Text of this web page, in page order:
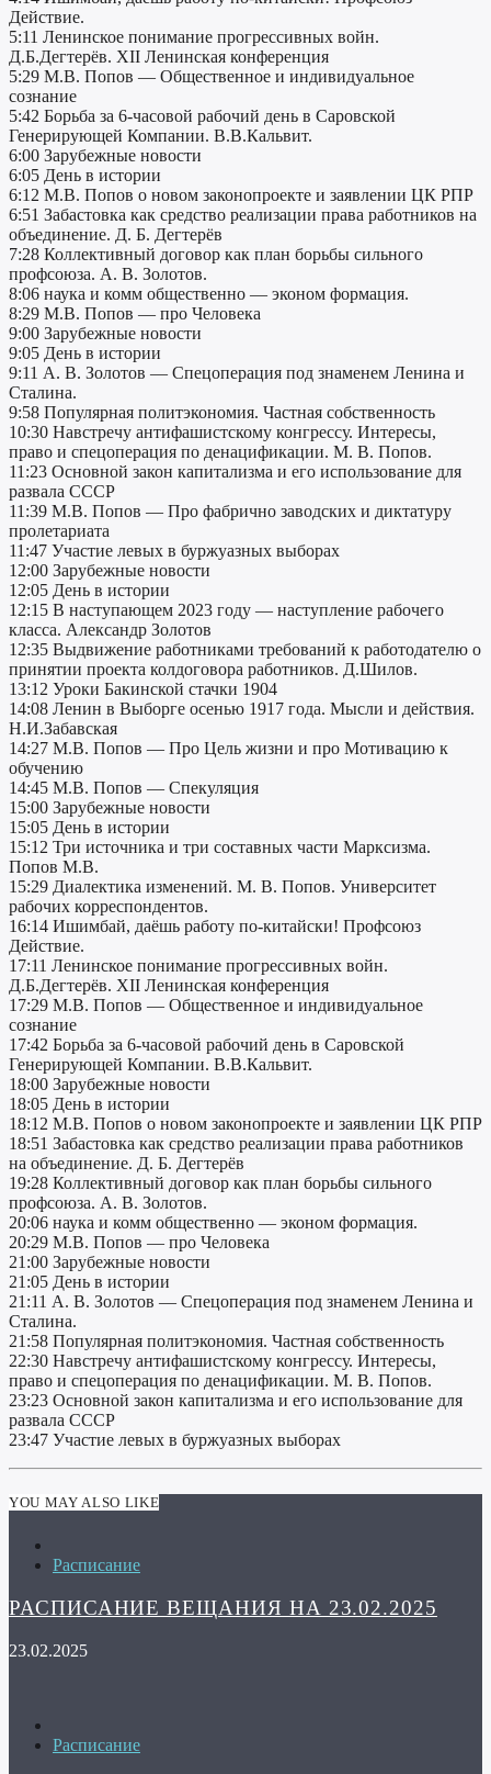
Действие.
5:11 Ленинское понимание прогрессивных войн.
Д.Б.Дегтерёв. XII Ленинская конференция
5:29 М.В. Попов — Общественное и индивидуальное
сознание
5:42 Борьба за 6-часовой рабочий день в Саровской
Генерирующей Компании. В.В.Кальвит.
6:00 Зарубежные новости
6:05 День в истории
6:12 М.В. Попов о новом законопроекте и заявлении ЦК РПР
6:51 Забастовка как средство реализации права работников на
объединение. Д. Б. Дегтерёв
7:28 Коллективный договор как план борьбы сильного
профсоюза. А. В. Золотов.
8:06 наука и комм общественно — эконом формация.
8:29 М.В. Попов — про Человека
9:00 Зарубежные новости
9:05 День в истории
9:11 А. В. Золотов — Спецоперация под знаменем Ленина и
Сталина.
9:58 Популярная политэкономия. Частная собственность
10:30 Навстречу антифашистскому конгрессу. Интересы,
право и спецоперация по денацификации. М. В. Попов.
11:23 Основной закон капитализма и его использование для
развала СССР
11:39 М.В. Попов — Про фабрично заводских и диктатуру
пролетариата
11:47 Участие левых в буржуазных выборах
12:00 Зарубежные новости
12:05 День в истории
12:15 В наступающем 2023 году — наступление рабочего
класса. Александр Золотов
12:35 Выдвижение работниками требований к работодателю о
принятии проекта колдоговора работников. Д.Шилов.
13:12 Уроки Бакинской стачки 1904
14:08 Ленин в Выборге осенью 1917 года. Мысли и действия.
Н.И.Забавская
14:27 М.В. Попов — Про Цель жизни и про Мотивацию к
обучению
14:45 М.В. Попов — Спекуляция
15:00 Зарубежные новости
15:05 День в истории
15:12 Три источника и три составных части Марксизма.
Попов М.В.
15:29 Диалектика изменений. М. В. Попов. Университет
рабочих корреспондентов.
16:14 Ишимбай, даёшь работу по-китайски! Профсоюз
Действие.
17:11 Ленинское понимание прогрессивных войн.
Д.Б.Дегтерёв. XII Ленинская конференция
17:29 М.В. Попов — Общественное и индивидуальное
сознание
17:42 Борьба за 6-часовой рабочий день в Саровской
Генерирующей Компании. В.В.Кальвит.
18:00 Зарубежные новости
18:05 День в истории
18:12 М.В. Попов о новом законопроекте и заявлении ЦК РПР
18:51 Забастовка как средство реализации права работников
на объединение. Д. Б. Дегтерёв
19:28 Коллективный договор как план борьбы сильного
профсоюза. А. В. Золотов.
20:06 наука и комм общественно — эконом формация.
20:29 М.В. Попов — про Человека
21:00 Зарубежные новости
21:05 День в истории
21:11 А. В. Золотов — Спецоперация под знаменем Ленина и
Сталина.
21:58 Популярная политэкономия. Частная собственность
22:30 Навстречу антифашистскому конгрессу. Интересы,
право и спецоперация по денацификации. М. В. Попов.
23:23 Основной закон капитализма и его использование для
развала СССР
23:47 Участие левых в буржуазных выборах
YOU MAY ALSO LIKE
Расписание
РАСПИСАНИЕ ВЕЩАНИЯ НА 23.02.2025
23.02.2025
Расписание